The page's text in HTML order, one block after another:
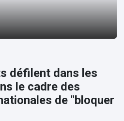
défilent dans les
le cadre des
de "bloquer